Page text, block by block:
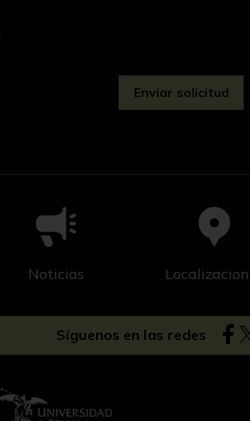
Noticias
Síguenos en las redes